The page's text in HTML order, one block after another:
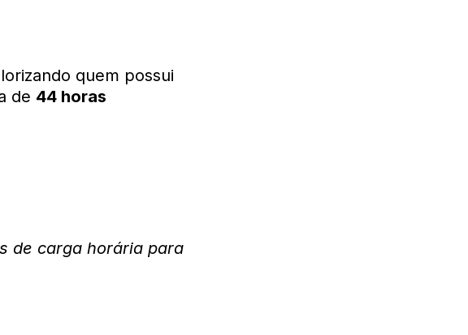
quem possui
de 44 horas
de carga horária para